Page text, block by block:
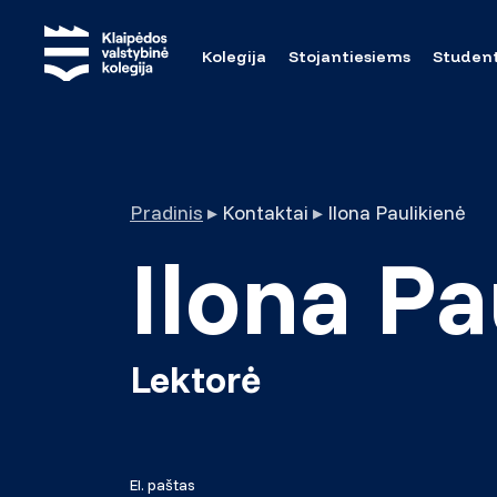
Kolegija Stojantiesiems
Pradinis ▸ Kontaktai ▸ Ilona Paulikienė
Ilona
Lektorė
El. paštas